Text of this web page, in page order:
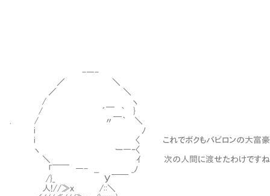
-―-
／ ＼
／ ＼
/ ヽ
/ ´￣ ｀ }
. / 〃￣｀ ＼
i ﾉ
i 〈 これでボクもバビロンの大富豪という
ヽ ー―‐〈
＼ ｲ 次の人間に渡せたわけですね
「￣￣ ―- __ _ﾉ
/}_ У￣￣
人!//≫ｘ /::＼